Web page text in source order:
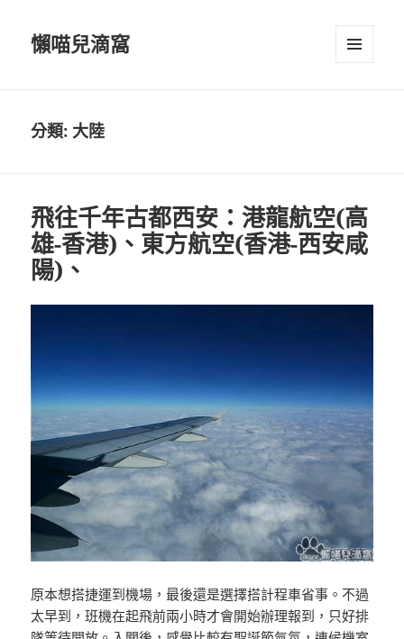
懶喵兒滴窩
分類: 大陸
飛往千年古都西安：港龍航空(高
雄-香港)、東方航空(香港-西安咸
陽)、
原本想搭捷運到機場，最後還是選擇搭計程車省事。不過
太早到，班機在起飛前兩小時才會開始辦理報到，只好排